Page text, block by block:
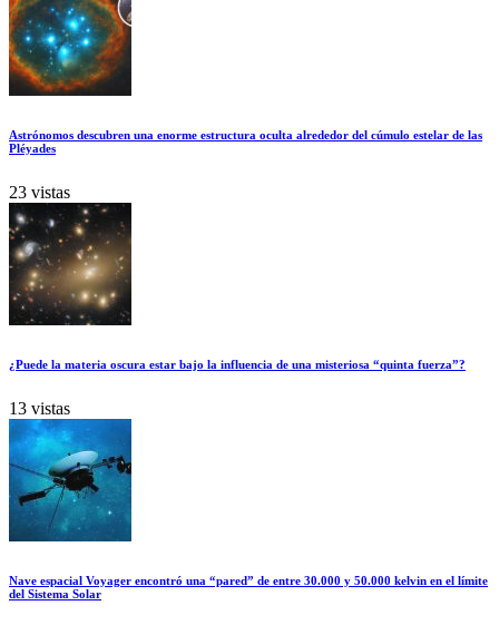
Astrónomos descubren una enorme estructura oculta alrededor del cúmulo estelar de las
Pléyades
23 vistas
¿Puede la materia oscura estar bajo la influencia de una misteriosa “quinta fuerza”?
13 vistas
Nave espacial Voyager encontró una “pared” de entre 30.000 y 50.000 kelvin en el límite
del Sistema Solar